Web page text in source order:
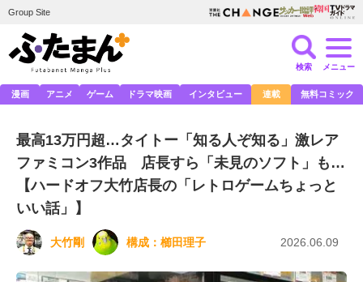
Group Site
検索 メニュー
漫画 アニメ ゲーム ドラマ映画 インタビュー 連載 無料コミック
最高13万円超…タイトー「知る人ぞ知る」激レア
ファミコン3作品 店長すら「未見のソフト」も…
【ハードオフ大竹店長の「レトロゲームちょっと
いい話」】
大竹剛 構成： 櫛田理子 2026.06.09